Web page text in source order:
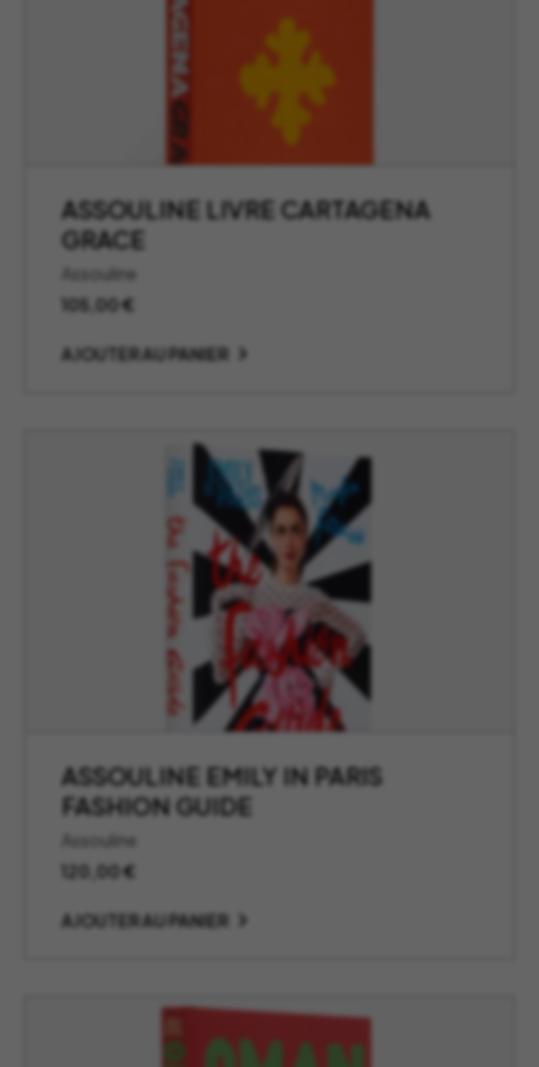
ASSOULINE LIVRE CARTAGENA
GRACE
Assouline
105,00€
AJOUTER AU PANIER
ASSOULINE EMILY IN PARIS
FASHION GUIDE
Assouline
120,00€
AJOUTER AU PANIER